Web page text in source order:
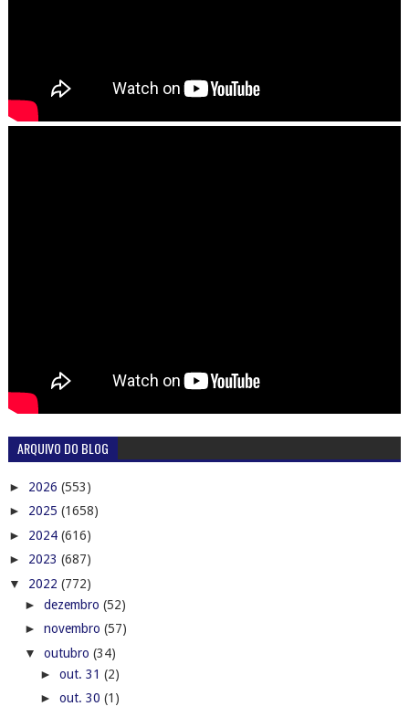
ARQUIVO DO BLOG
► 2026 (553)
► 2025 (1658)
► 2024 (616)
► 2023 (687)
▼ 2022 (772)
► dezembro (52)
► novembro (57)
▼ outubro (34)
► out. 31 (2)
► out. 30 (1)